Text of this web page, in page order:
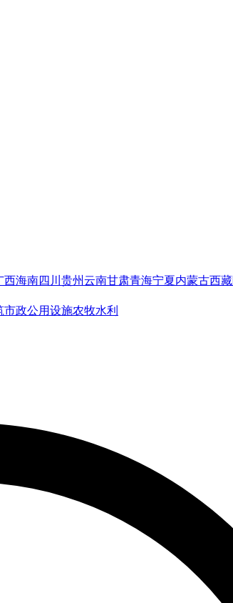
西海南四川 贵州云南甘肃青海宁夏内蒙古西藏
市政公用设施农牧水利